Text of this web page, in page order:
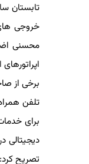
تابستان
خروجی
اپراتورهای ارتباطی تا ۵ سال آینده در سمیناری با حضور
برخی از
تلفن
دیجیتالی